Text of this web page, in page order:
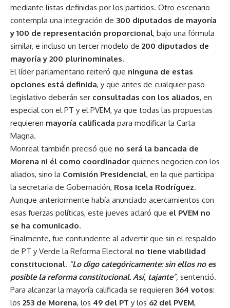
mediante listas definidas por los partidos. Otro escenario
contempla una integración de 300 diputados de mayoría
y 100 de representación proporcional, bajo una fórmula
similar, e incluso un tercer modelo de 200 diputados de
mayoría y 200 plurinominales.
El líder parlamentario reiteró que ninguna de estas
opciones está definida, y que antes de cualquier paso
legislativo deberán ser consultadas con los aliados, en
especial con el PT y el PVEM, ya que todas las propuestas
requieren mayoría calificada para modificar la Carta
Magna.
Monreal también precisó que no será la bancada de
Morena ni él como coordinador quienes negocien con los
aliados, sino la Comisión Presidencial, en la que participa
la secretaria de Gobernación, Rosa Icela Rodríguez.
Aunque anteriormente había anunciado acercamientos con
esas fuerzas políticas, este jueves aclaró que el PVEM no
se ha comunicado.
Finalmente, fue contundente al advertir que sin el respaldo
de PT y Verde la Reforma Electoral no tiene viabilidad
constitucional. “Lo digo categóricamente: sin ellos no es
posible la reforma constitucional. Así, tajante”, sentenció.
Para alcanzar la mayoría calificada se requieren 364 votos:
los 253 de Morena, los 49 del PT y los 62 del PVEM,